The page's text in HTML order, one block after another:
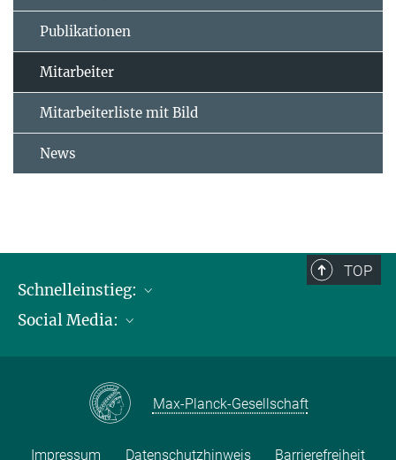
Publikationen
Mitarbeiter
Mitarbeiterliste mit Bild
News
TOP
Schnelleinstieg:
Publikationen
Kontakt und Anfahrtsbeschreibung
Social Media:
Max-Planck-Gesellschaft
Impressum Datenschutzhinweis Barrierefreiheit